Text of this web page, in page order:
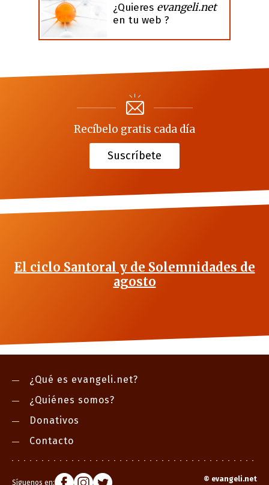
¿Quieres evangeli.net
en tu web ?
Recíbelo gratis cada día
Suscríbete
El ciclo Santoral y de Solemnidades de
agosto
¿Qué es evangeli.net?
¿Quiénes somos?
Donativos
Contacto
Síguenos en: © evangeli.net